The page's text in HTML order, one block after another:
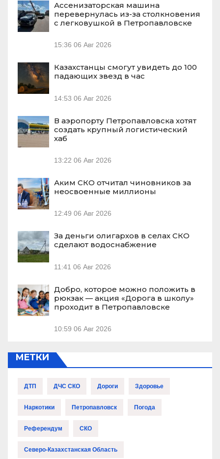
Ассенизаторская машина
перевернулась из-за столкновения
с легковушкой в Петропавловске
15:36 06 Авг 2026
Казахстанцы смогут увидеть до 100
падающих звезд в час
14:53 06 Авг 2026
В аэропорту Петропавловска хотят
создать крупный логистический
хаб
13:22 06 Авг 2026
Аким СКО отчитал чиновников за
неосвоенные миллионы
12:49 06 Авг 2026
За деньги олигархов в селах СКО
сделают водоснабжение
11:41 06 Авг 2026
Добро, которое можно положить в
рюкзак — акция «Дорога в школу»
проходит в Петропавловске
10:59 06 Авг 2026
МЕТКИ
ДТП ДЧС СКО Дороги Здоровье
Наркотики Петропавловск Погода
Референдум СКО
Северо-Казахстанская Область